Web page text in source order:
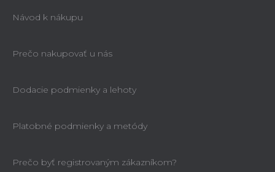
Návod k nákupu
Prečo nakupovať u nás
Dodacie podmienky a lehoty
Platobné podmienky a metódy
Prečo byť registrovaným zákazníkom?